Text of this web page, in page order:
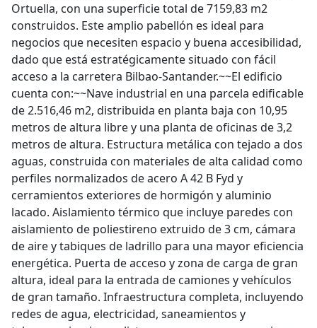
Ortuella, con una superficie total de 7159,83 m2
construidos. Este amplio pabellón es ideal para
negocios que necesiten espacio y buena accesibilidad,
dado que está estratégicamente situado con fácil
acceso a la carretera Bilbao-Santander.~~El edificio
cuenta con:~~Nave industrial en una parcela edificable
de 2.516,46 m2, distribuida en planta baja con 10,95
metros de altura libre y una planta de oficinas de 3,2
metros de altura. Estructura metálica con tejado a dos
aguas, construida con materiales de alta calidad como
perfiles normalizados de acero A 42 B Fyd y
cerramientos exteriores de hormigón y aluminio
lacado. Aislamiento térmico que incluye paredes con
aislamiento de poliestireno extruido de 3 cm, cámara
de aire y tabiques de ladrillo para una mayor eficiencia
energética. Puerta de acceso y zona de carga de gran
altura, ideal para la entrada de camiones y vehículos
de gran tamaño. Infraestructura completa, incluyendo
redes de agua, electricidad, saneamientos y